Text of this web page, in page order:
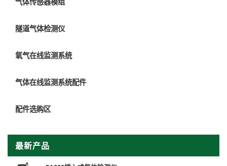
隧道气体检测仪
氧气在线监测系统
气体在线监测系统配件
配件选购区
最新产品